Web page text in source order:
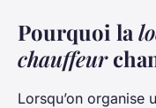
Pourquoi la
chauffeur
Lorsqu’on organise